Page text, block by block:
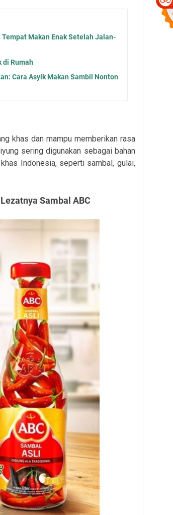
Makan Enak Setelah Jalan-
di Rumah
Cara Asyik Makan Sambil Nonton
khas dan mampu memberikan rasa
sering digunakan sebagai bahan
Indonesia, seperti sambal, gulai,
Sambal ABC